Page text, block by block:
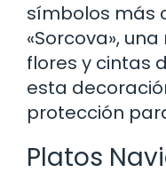
símbolos más
«Sorcova»,
flores y cintas
esta
protección
Platos